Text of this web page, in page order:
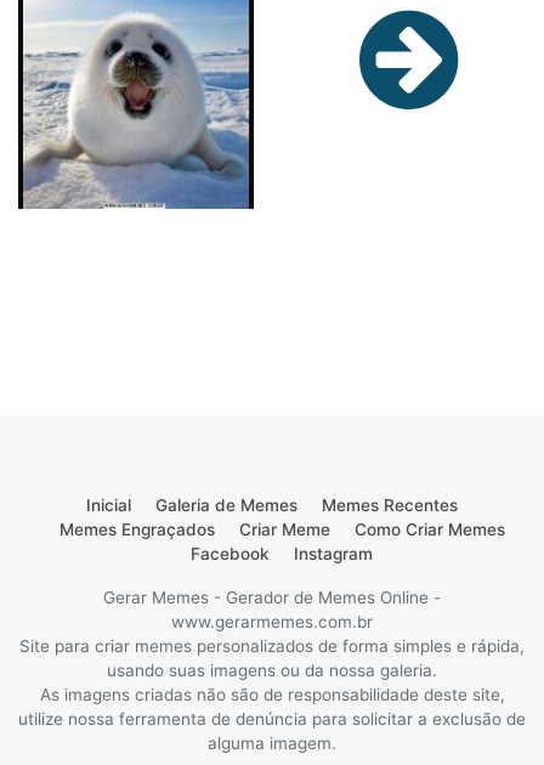
Inicial Galeria de Memes
Memes Recentes
Memes Engraçados
Criar Meme
Como Criar Memes
Facebook
Instagram
Gerar Memes - Gerador de Memes Online -
www.gerarmemes.com.br
Site para criar memes personalizados de forma simples e rápida,
usando suas imagens ou da nossa galeria.
As imagens criadas não são de responsabilidade deste site,
utilize nossa ferramenta de denúncia para solicitar a exclusão de
alguma imagem.